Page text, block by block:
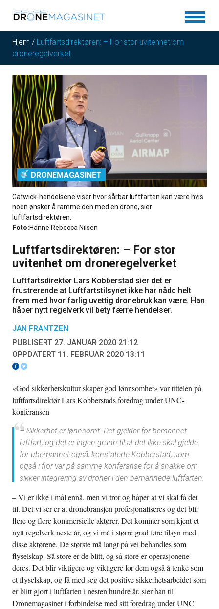
Hjem / Luftfartsdirektøren: – For stor uvitenhet om
droneregelverket
DRONEMAGASINET
Gatwick-hendelsene viser hvor sårbar luftfarten kan være hvis
noen ønsker å ramme den med en drone, sier
luftfartsdirektøren.
Foto:Hanne Rebecca Nilsen
Luftfartsdirektøren: – For stor
uvitenhet om droneregelverket
Luftfartsdirektør Lars Kobberstad sier det er
frustrerende at Luftfartstilsynet ikke har nådd helt
frem med hvor farlig uvettig dronebruk kan være. Han
håper nytt regelverk vil bety færre hendelser.
JAN FRANTZEN
PUBLISERT 27. JANUAR 2020 21:12
OPPDATERT 11. FEBRUAR 2020 13:11
«God sikkerhetskultur skaper god lønnsomhet» var tittelen på
luftfartsdirektør Lars Kobberstads foredrag under UNC-
konferansen
– Sikkerhet erlønnsomt. Det gjelder for bemannet
luftfart, og det er ingen grunn til at det ikke skal gjelde
for ubemannet også, konstaterte Kobberstad, som
også i fjor var på samme konferanse for å snakke om
sikker integrering av droner i den bemannede luftfarten.
– Vi er ikke i mål ennå, men vi tror og håper at vi skal få det
til. Det vi ser er at dronebransjen profesjonaliseres og det blir
flere og flere kommersielle aktører. Det kommer som kjent et
nytt regelverk neste år, og vi må i større grad føre tilsyn med
disse aktørene. De største må langt på vei behandles som
flyselskap. Så store er de blitt, og så store er operasjonene
deres. Det blir viktigere og viktigere for dem også å tenke som
et flyselskap, og få med seg det positive sikkerhetsarbeidet som
er blitt gjort i luftfarten i nesten hundre år, sier han til
Dronemagasinet i forbindelse med sitt foredrag under UNC